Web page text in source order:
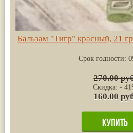
Бальзам "Тигр" красный, 21
Срок годности:
270.00
Скидка: -
160.00